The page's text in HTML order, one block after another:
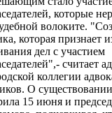
которые
волоките.
которая признает
дел с участием
считает
коллегии
О
15 июня и